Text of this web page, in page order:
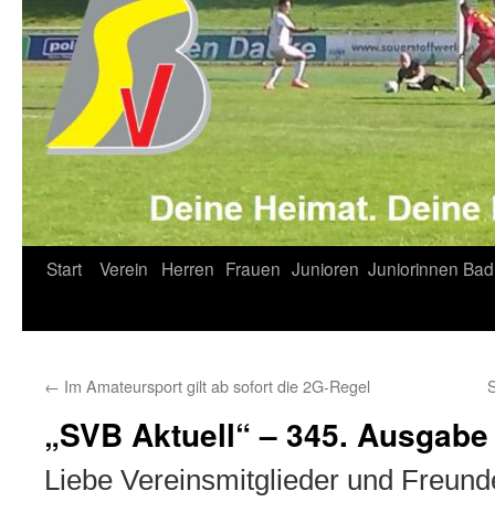
Start Verein Herren Frauen Junioren Juniorinnen
← Im Amateursport gilt ab sofort die 2G-Regel
„SVB Aktuell“ – 345.
Liebe Vereinsmitglieder und